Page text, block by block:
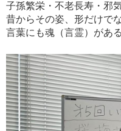
子孫繁栄・不老長寿・邪
昔からその姿、形だけで
言葉にも魂（言霊）があ